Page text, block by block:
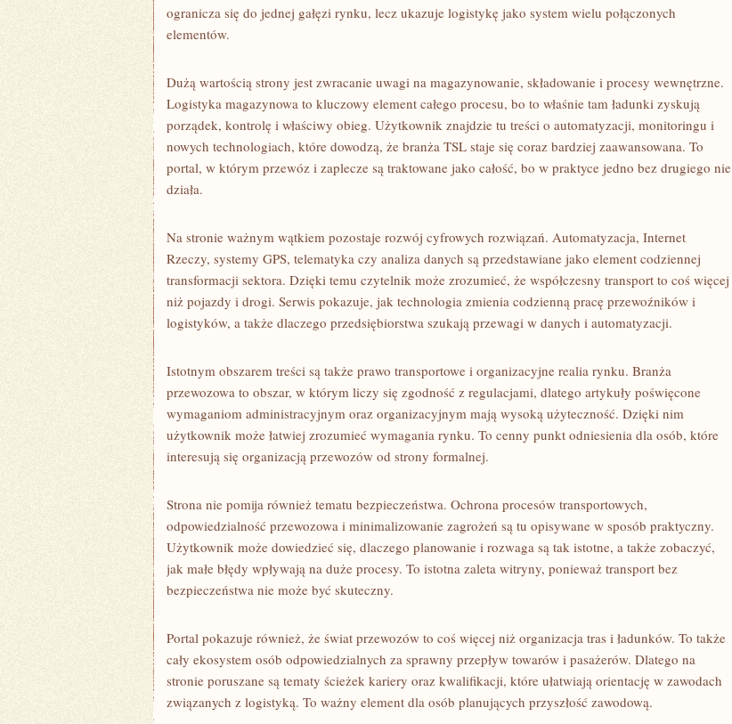
ogranicza się do jednej gałęzi rynku, lecz ukazuje logistykę jako system wielu połączonych
elementów.
Dużą wartością strony jest zwracanie uwagi na magazynowanie, składowanie i procesy wewnętrzne.
Logistyka magazynowa to kluczowy element całego procesu, bo to właśnie tam ładunki zyskują
porządek, kontrolę i właściwy obieg. Użytkownik znajdzie tu treści o automatyzacji, monitoringu i
nowych technologiach, które dowodzą, że branża TSL staje się coraz bardziej zaawansowana. To
portal, w którym przewóz i zaplecze są traktowane jako całość, bo w praktyce jedno bez drugiego nie
działa.
Na stronie ważnym wątkiem pozostaje rozwój cyfrowych rozwiązań. Automatyzacja, Internet
Rzeczy, systemy GPS, telematyka czy analiza danych są przedstawiane jako element codziennej
transformacji sektora. Dzięki temu czytelnik może zrozumieć, że współczesny transport to coś więcej
niż pojazdy i drogi. Serwis pokazuje, jak technologia zmienia codzienną pracę przewoźników i
logistyków, a także dlaczego przedsiębiorstwa szukają przewagi w danych i automatyzacji.
Istotnym obszarem treści są także prawo transportowe i organizacyjne realia rynku. Branża
przewozowa to obszar, w którym liczy się zgodność z regulacjami, dlatego artykuły poświęcone
wymaganiom administracyjnym oraz organizacyjnym mają wysoką użyteczność. Dzięki nim
użytkownik może łatwiej zrozumieć wymagania rynku. To cenny punkt odniesienia dla osób, które
interesują się organizacją przewozów od strony formalnej.
Strona nie pomija również tematu bezpieczeństwa. Ochrona procesów transportowych,
odpowiedzialność przewozowa i minimalizowanie zagrożeń są tu opisywane w sposób praktyczny.
Użytkownik może dowiedzieć się, dlaczego planowanie i rozwaga są tak istotne, a także zobaczyć,
jak małe błędy wpływają na duże procesy. To istotna zaleta witryny, ponieważ transport bez
bezpieczeństwa nie może być skuteczny.
Portal pokazuje również, że świat przewozów to coś więcej niż organizacja tras i ładunków. To także
cały ekosystem osób odpowiedzialnych za sprawny przepływ towarów i pasażerów. Dlatego na
stronie poruszane są tematy ścieżek kariery oraz kwalifikacji, które ułatwiają orientację w zawodach
związanych z logistyką. To ważny element dla osób planujących przyszłość zawodową.